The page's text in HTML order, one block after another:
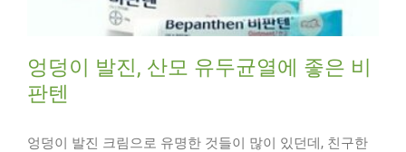
엉덩이 발진, 산모 유두균열에 좋은 비
판텐
엉덩이 발진 크림으로 유명한 것들이 많이 있던데, 친구한